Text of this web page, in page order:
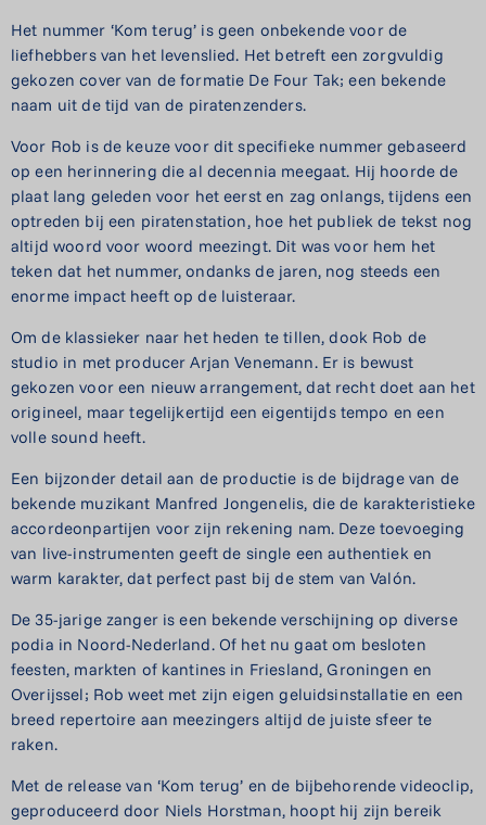
Het nummer ‘Kom terug’ is geen onbekende voor de
liefhebbers van het levenslied. Het betreft een zorgvuldig
gekozen cover van de formatie De Four Tak; een bekende
naam uit de tijd van de piratenzenders.
Voor Rob is de keuze voor dit specifieke nummer gebaseerd
op een herinnering die al decennia meegaat. Hij hoorde de
plaat lang geleden voor het eerst en zag onlangs, tijdens een
optreden bij een piratenstation, hoe het publiek de tekst nog
altijd woord voor woord meezingt. Dit was voor hem het
teken dat het nummer, ondanks de jaren, nog steeds een
enorme impact heeft op de luisteraar.
Om de klassieker naar het heden te tillen, dook Rob de
studio in met producer Arjan Venemann. Er is bewust
gekozen voor een nieuw arrangement, dat recht doet aan het
origineel, maar tegelijkertijd een eigentijds tempo en een
volle sound heeft.
Een bijzonder detail aan de productie is de bijdrage van de
bekende muzikant Manfred Jongenelis, die de karakteristieke
accordeonpartijen voor zijn rekening nam. Deze toevoeging
van live-instrumenten geeft de single een authentiek en
warm karakter, dat perfect past bij de stem van Valón.
De 35-jarige zanger is een bekende verschijning op diverse
podia in Noord-Nederland. Of het nu gaat om besloten
feesten, markten of kantines in Friesland, Groningen en
Overijssel; Rob weet met zijn eigen geluidsinstallatie en een
breed repertoire aan meezingers altijd de juiste sfeer te
raken.
Met de release van ‘Kom terug’ en de bijbehorende videoclip,
geproduceerd door Niels Horstman, hoopt hij zijn bereik